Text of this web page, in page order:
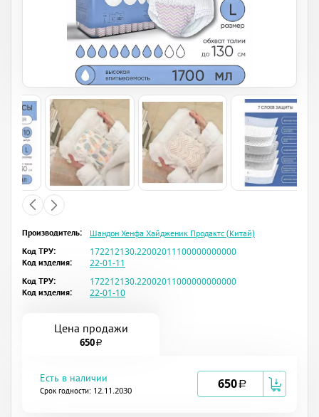
Производитель:
Шандон Хенфа Хайдженик Продактс (Китай)
Код ТРУ:
172212130.22002011100000000000
Код изделия:
22-01-11
Код ТРУ:
172212130.22002011000000000000
Код изделия:
22-01-10
Цена продажи
650a
Есть в наличии
Срок годности: 12.11.2030 650a